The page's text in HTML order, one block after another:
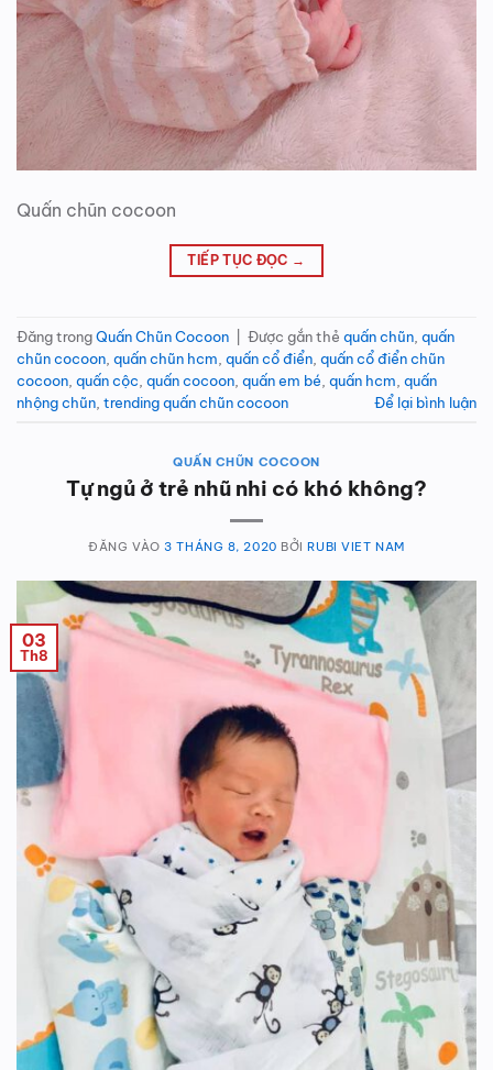
Quấn chũn cocoon
TIẾP TỤC ĐỌC →
Đăng trongQuấn Chũn Cocoon Được gắn thẻ quấn chũn quấn
chũn cocoon quấn chũn hcm quấn cổ điển quấn cổ điển chũn
cocoon quấn cộc quấn cocoon quấn em bé quấn hcm quấn
nhộng chũn trending quấn chũn cocoon Để lại bình luận
QUẤN CHŨN COCOON
Tự ngủ ở trẻ nhũ nhi có khó không?
ĐĂNG VÀO3 THÁNG 8, 2020 BỞIRUBI VIET NAM
03
Th8